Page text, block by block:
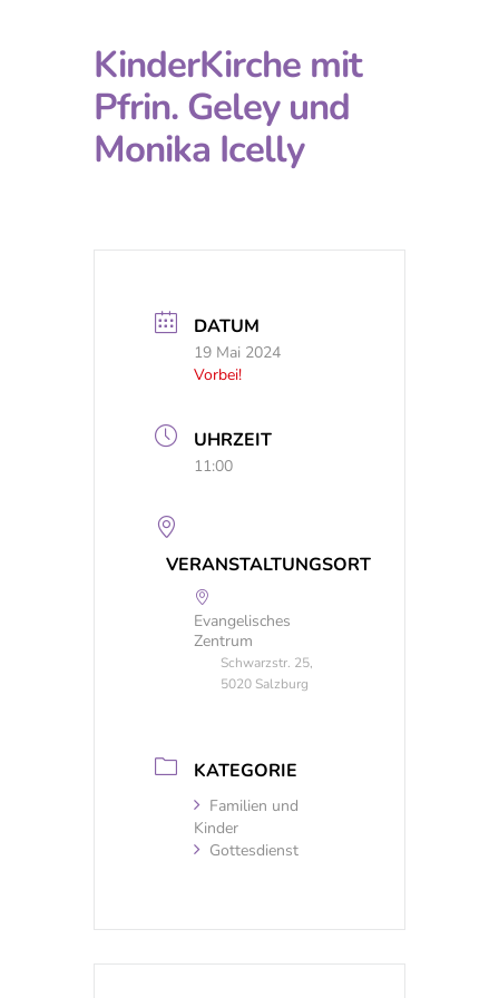
KinderKirche mit
Pfrin. Geley und
Monika Icelly
DATUM
19 Mai 2024
Vorbei!
UHRZEIT
11:00
VERANSTALTUNGSORT
Evangelisches
Zentrum
Schwarzstr. 25,
5020 Salzburg
KATEGORIE
Familien und
Kinder
Gottesdienst